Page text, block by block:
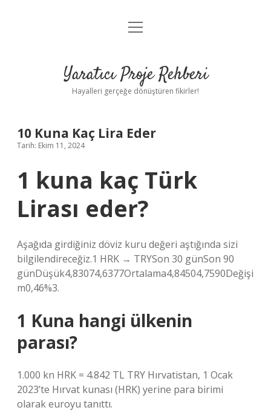
Anasayfa
Yasal Uyarı
menüyü
Yaratıcı Proje Rehberi
Hayalleri gerçeğe dönüştüren fikirler!
10 Kuna Kaç Lira Eder
Tarih: Ekim 11, 2024
1 kuna kaç Türk
Lirası eder?
Aşağıda girdiğiniz döviz kuru değeri aştığında sizi
bilgilendireceğiz.1 HRK → TRYSon 30 günSon 90
günDüşük4,83074,6377Ortalama4,84504,7590Değişi
m0,46%3.
1 Kuna hangi ülkenin
parası?
1.000 kn HRK = 4.842 TL TRY Hırvatistan, 1 Ocak
2023’te Hırvat kunası (HRK) yerine para birimi
olarak euroyu tanıttı.